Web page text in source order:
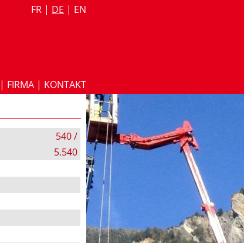
FR | DE | EN
| FIRMA | KONTAKT
540 /
5.540